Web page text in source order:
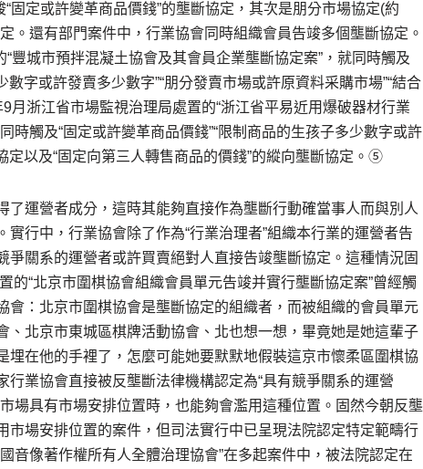
固定或許變革商品價錢”的壟斷協定，其次是朋分市場協定(約
。還有部門案件中，行業協會同時組織會員告竣多個壟斷協定。
豐城市預拌混凝土協會及其會員企業壟斷協定案”，就同時觸及
字或許發賣多少數字”“朋分發賣市場或許原資料采購市場”“結合
浙江省市場監視治理局處置的“浙江省平易近用爆破器材行業
時觸及“固定或許變革商品價錢”“限制商品的生孩子多少數字或許
定以及“固定向第三人轉售商品的價錢”的縱向壟斷協定。⑤
運營者成分，這時其能夠直接作為壟斷行動確當事人而與別人
行中，行業協會除了作為“行業治理者”組織本行業的運營者告
關系的運營者或許買賣絕對人直接告竣壟斷協定。這種情況固
的“北京市圍棋協會組織會員單元告竣并實行壟斷協定案”曾經觸
會：北京市圍棋協會是壟斷協定的組織者，而被組織的會員單元
北京市東城區棋牌活動協會、北也想一想，畢竟她是她這輩子
埋在他的手裡了，怎麼可能她要默默地假裝這京市懷柔區圍棋協
業協會直接被反壟斷法律機構認定為“具有競爭關系的運營
場具有市場安排位置時，也能夠會濫用這種位置。固然今朝反壟
市場安排位置的案件，但司法實行中已呈現法院認定特定範疇行
音像著作權所有人全體治理協會”在多起案件中，被法院認定在